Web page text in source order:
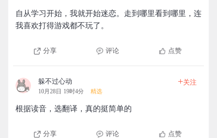
自从学习开始，我就开始迷恋。走到哪里看到哪里，连
我喜欢打得游戏都不玩了。
分享 评论 点赞
躲不过心动
10月28日 19时4分 精选
+关注
根据读音，选翻译，真的挺简单的
分享 评论 点赞